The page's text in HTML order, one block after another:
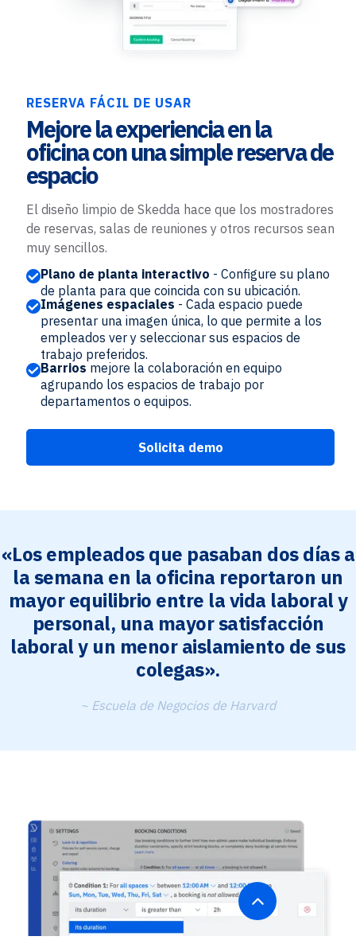
RESERVA FÁCIL DE USAR
Mejore la experiencia en la
oficina con una simple reserva de
espacio
El diseño limpio de Skedda hace que los mostradores
de reservas, salas de reuniones y otros recursos sean
muy sencillos.
Plano de planta interactivo - Configure su plano
de planta para que coincida con su ubicación.
Imágenes espaciales - Cada espacio puede
presentar una imagen única, lo que permite a los
empleados ver y seleccionar sus espacios de
trabajo preferidos.
Barrios mejore la colaboración en equipo
agrupando los espacios de trabajo por
departamentos o equipos.
Solicita demo
«Los empleados que pasaban dos días a
la semana en la oficina reportaron un
mayor equilibrio entre la vida laboral y
personal, una mayor satisfacción
laboral y un menor aislamiento de sus
colegas».
~ Escuela de Negocios de Harvard